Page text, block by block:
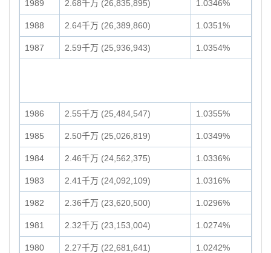
1989 2.68千万 (26,835,895) 1.0346%
1988 2.64千万 (26,389,860) 1.0351%
1987 2.59千万 (25,936,943) 1.0354%
1986 2.55千万 (25,484,547) 1.0355%
1985 2.50千万 (25,026,819) 1.0349%
1984 2.46千万 (24,562,375) 1.0336%
1983 2.41千万 (24,092,109) 1.0316%
1982 2.36千万 (23,620,500) 1.0296%
1981 2.32千万 (23,153,004) 1.0274%
1980 2.27千万 (22,681,641) 1.0242%